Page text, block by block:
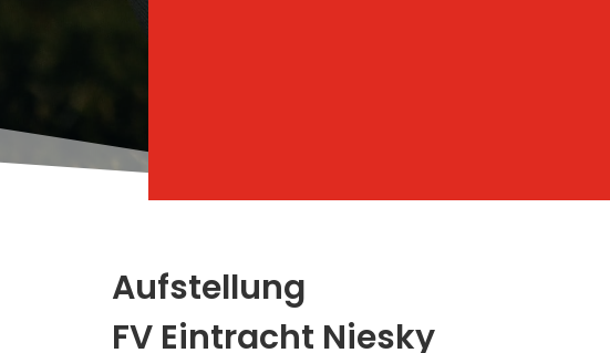
Aufstellung
FV Eintracht Niesky